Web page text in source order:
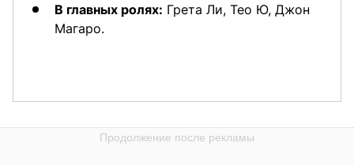
В главных ролях: Грета Ли, Тео Ю, Джон
Магаро.